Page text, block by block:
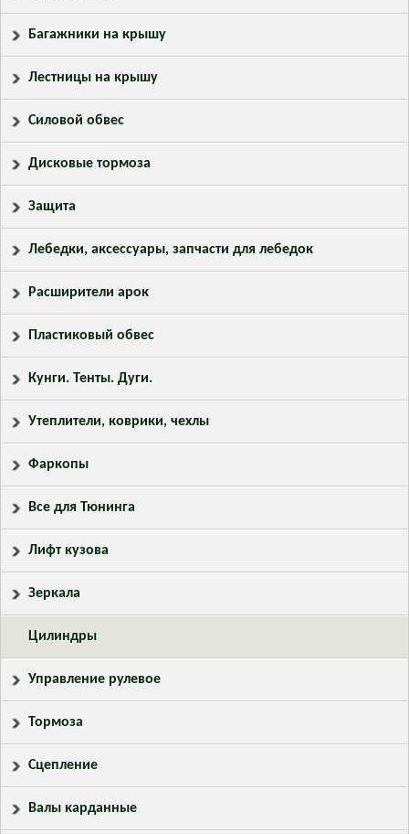
Багажники на крышу
Лестницы на крышу
Силовой обвес
Дисковые тормоза
Защита
Лебедки, аксессуары, запчасти для лебедок
Расширители арок
Пластиковый обвес
Кунги. Тенты. Дуги.
Утеплители, коврики, чехлы
Фаркопы
Все для Тюнинга
Лифт кузова
Зеркала
Цилиндры
Управление рулевое
Тормоза
Сцепление
Валы карданные